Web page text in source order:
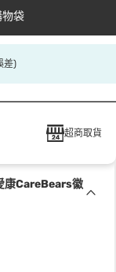
袋
差)
超商取貨
康CareBears徽